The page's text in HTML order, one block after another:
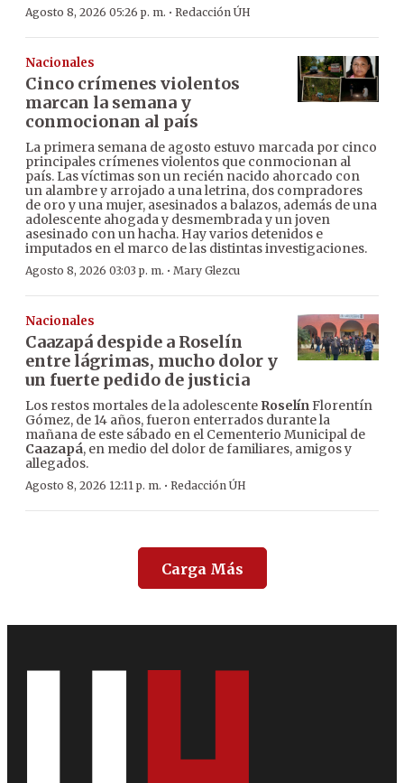
Agosto 8, 2026 05:26 p. m. · Redacción ÚH
Nacionales
Cinco crímenes violentos
marcan la semana y
conmocionan al país
La primera semana de agosto estuvo marcada por cinco
principales crímenes violentos que conmocionan al
país. Las víctimas son un recién nacido ahorcado con
un alambre y arrojado a una letrina, dos compradores
de oro y una mujer, asesinados a balazos, además de una
adolescente ahogada y desmembrada y un joven
asesinado con un hacha. Hay varios detenidos e
imputados en el marco de las distintas investigaciones.
Agosto 8, 2026 03:03 p. m. · Mary Glezcu
Nacionales
Caazapá despide a Roselín
entre lágrimas, mucho dolor y
un fuerte pedido de justicia
Los restos mortales de la adolescente RoselínFlorentín
Gómez, de 14 años, fueron enterrados durante la
mañana de este sábado en el Cementerio Municipal de
Caazapá, en medio del dolor de familiares, amigos y
allegados.
Agosto 8, 2026 12:11 p. m. · Redacción ÚH
Carga Más